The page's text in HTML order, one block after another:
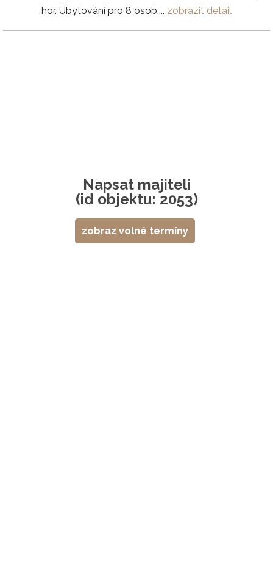
hor. Ubytování pro 8 osob.... zobrazit detail
Napsat majiteli
(id objektu: 2053)
zobraz volné termíny